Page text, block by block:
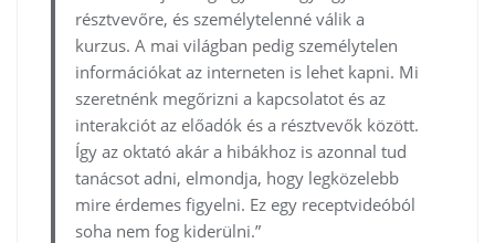
résztvevőre, és személytelenné válik a
kurzus. A mai világban pedig személytelen
információkat az interneten is lehet kapni. Mi
szeretnénk megőrizni a kapcsolatot és az
interakciót az előadók és a résztvevők között.
Így az oktató akár a hibákhoz is azonnal tud
tanácsot adni, elmondja, hogy legközelebb
mire érdemes figyelni. Ez egy receptvideóból
soha nem fog kiderülni.”